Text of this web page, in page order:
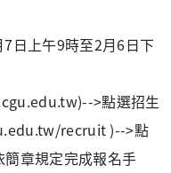
日上午9時至2月6日下
>點選招生
recruit )-->點
章規定完成報名手